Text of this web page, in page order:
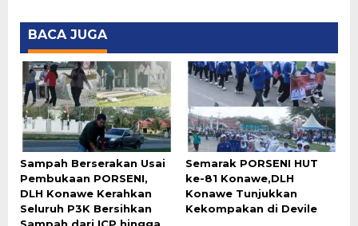
BACA JUGA
Sampah Berserakan Usai
Pembukaan PORSENI,
DLH Konawe Kerahkan
Seluruh P3K Bersihkan
Sampah dari ICP hingga
Semarak PORSENI HUT
ke-81 Konawe,DLH
Konawe Tunjukkan
Kekompakan di Devile